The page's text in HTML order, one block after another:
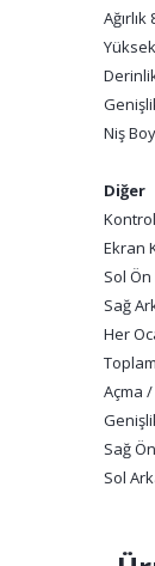
Niş
Diğer
Ekran
Sol
Sağ
Her
Açma /
Sağ
Sol